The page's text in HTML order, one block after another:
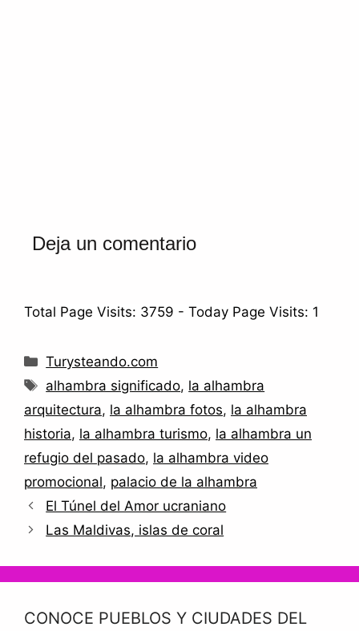
Deja un comentario
Total Page Visits: 3759 - Today Page Visits: 1
Turysteando.com
alhambra significado, la alhambra
arquitectura, la alhambra fotos, la alhambra
historia, la alhambra turismo, la alhambra un
refugio del pasado, la alhambra video
promocional, palacio de la alhambra
El Túnel del Amor ucraniano
Las Maldivas, islas de coral
CONOCE PUEBLOS Y CIUDADES DEL